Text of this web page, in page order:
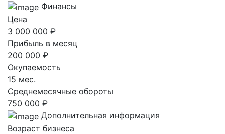
Финансы
Цена
3 000 000 ₽
Прибыль в месяц
200 000 ₽
Окупаемость
15 мес.
Среднемесячные обороты
750 000 ₽
Дополнительная информация
Возраст бизнеса